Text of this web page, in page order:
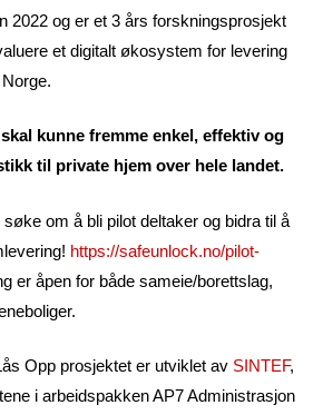
2022 og er et 3 års forskningsprosjekt
et digitalt økosystem for levering
kunne fremme enkel, effektiv og
til private hjem over hele landet.
om å bli pilot deltaker og bidra til å
https://safeunlock.no/pilot-
er åpen for både sameie/borettslag,
Opp prosjektet er utviklet av SINTEF,
i arbeidspakken AP7 Administrasjon